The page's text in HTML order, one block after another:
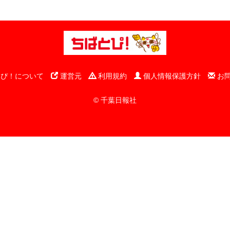
！について 運営元 利用規約 個人情報保護方針 お
© 千葉日報社